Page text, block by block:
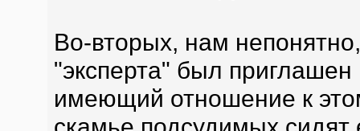
Во-вторых, нам
"эксперта" был
имеющий отношение к